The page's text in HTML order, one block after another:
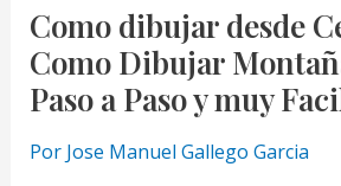
Aprender
a
Dibujar.
Como dibujar desde
Como Dibujar
Paso a Paso y muy
Por Jose Manuel Gallego Garcia